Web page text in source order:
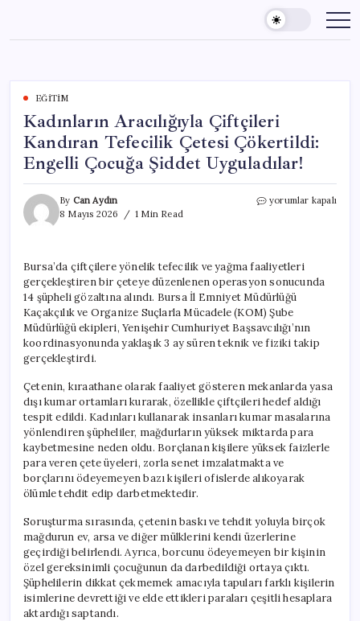
content
EĞITIM
Kadınların Aracılığıyla Çiftçileri
Kandıran Tefecilik Çetesi Çökertildi:
Engelli Çocuğa Şiddet Uyguladılar!
By Can Aydın
8 Mayıs 2026
1 Min Read
Kadınların
Çetesi
Çökertildi:
Engelli
Çocuğa
Şiddet
Uyguladılar!
için
yorumlar kapalı
Bursa’da çiftçilere yönelik tefecilik ve yağma faaliyetleri
gerçekleştiren bir çeteye düzenlenen operasyon sonucunda
14 şüpheli gözaltına alındı. Bursa İl Emniyet Müdürlüğü
Kaçakçılık ve Organize Suçlarla Mücadele (KOM) Şube
Müdürlüğü ekipleri, Yenişehir Cumhuriyet Başsavcılığı’nın
koordinasyonunda yaklaşık 3 ay süren teknik ve fiziki takip
gerçekleştirdi.
Çetenin, kıraathane olarak faaliyet gösteren mekanlarda yasa
dışı kumar ortamları kurarak, özellikle çiftçileri hedef aldığı
tespit edildi. Kadınları kullanarak insanları kumar masalarına
yönlendiren şüpheliler, mağdurların yüksek miktarda para
kaybetmesine neden oldu. Borçlanan kişilere yüksek faizlerle
para veren çete üyeleri, zorla senet imzalatmakta ve
borçlarını ödeyemeyen bazı kişileri ofislerde alıkoyarak
ölümle tehdit edip darbetmektedir.
Soruşturma sırasında, çetenin baskı ve tehdit yoluyla birçok
mağdurun ev, arsa ve diğer mülklerini kendi üzerlerine
geçirdiği belirlendi. Ayrıca, borcunu ödeyemeyen bir kişinin
özel gereksinimli çocuğunun da darbedildiği ortaya çıktı.
Şüphelilerin dikkat çekmemek amacıyla tapuları farklı kişilerin
isimlerine devrettiği ve elde ettikleri paraları çeşitli hesaplara
aktardığı saptandı.